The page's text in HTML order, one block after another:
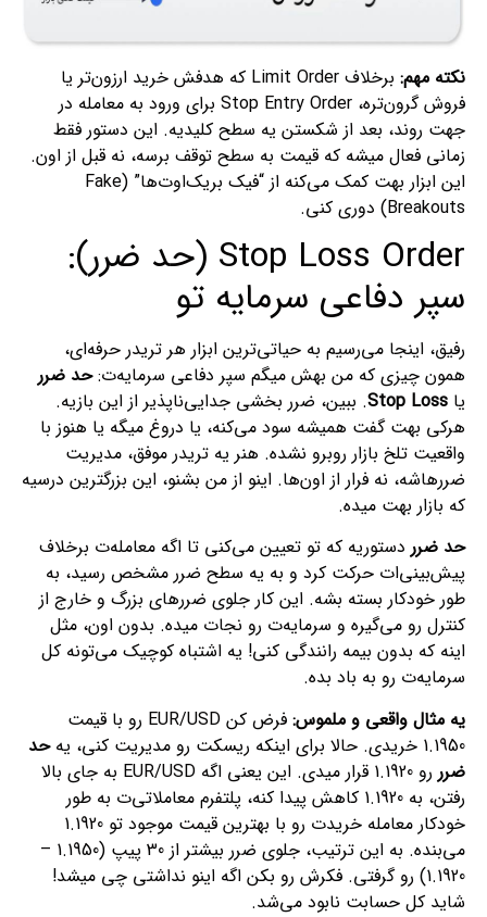
نکته مهم:
برخلاف Limit Order که هدفش خرید ارزون‌تر یا
فروش گرون‌تره، Stop Entry Order برای ورود به معامله در
جهت روند، بعد از شکستن یه سطح کلیدیه. این دستور فقط
زمانی فعال میشه که قیمت به سطح توقف برسه، نه قبل از اون.
این ابزار بهت کمک می‌کنه از “فیک بریک‌اوت‌ها” (Fake
Breakouts) دوری کنی.
Stop Loss Order (حد ضرر):
سپر دفاعی سرمایه تو
رفیق، اینجا می‌رسیم به حیاتی‌ترین ابزار هر تریدر حرفه‌ای،
همون چیزی که من بهش میگم سپر دفاعی سرمایه‌ت:حد ضرر
یا Stop Loss. ببین، ضرر بخشی جدایی‌ناپذیر از این بازیه.
هرکی بهت گفت همیشه سود می‌کنه، یا دروغ میگه یا هنوز با
واقعیت تلخ بازار روبرو نشده. هنر یه تریدر موفق، مدیریت
ضررهاشه، نه فرار از اون‌ها. اینو از من بشنو، این بزرگترین درسیه
که بازار بهت میده.
حد ضرردستوریه که تو تعیین می‌کنی تا اگه معامله‌ت برخلاف
پیش‌بینی‌ات حرکت کرد و به یه سطح ضرر مشخص رسید، به
طور خودکار بسته بشه. این کار جلوی ضررهای بزرگ و خارج از
کنترل رو می‌گیره و سرمایه‌ت رو نجات میده. بدون اون، مثل
اینه که بدون بیمه رانندگی کنی! یه اشتباه کوچیک می‌تونه کل
سرمایه‌ت رو به باد بده.
یه مثال واقعی و ملموس:
فرض کن EUR/USD رو با قیمت
1.1950 خریدی. حالا برای اینکه ریسکت رو مدیریت کنی، یه
حد
ضرر
رو 1.1920 قرار میدی. این یعنی اگه EUR/USD به جای بالا
رفتن، به 1.1920 کاهش پیدا کنه، پلتفرم معاملاتی‌ت به طور
خودکار معامله خریدت رو با بهترین قیمت موجود تو 1.1920
می‌بنده. به این ترتیب، جلوی ضرر بیشتر از 30 پیپ (1.1950 –
1.1920) رو گرفتی. فکرش رو بکن اگه اینو نداشتی چی میشد!
شاید کل حسابت نابود می‌شد.